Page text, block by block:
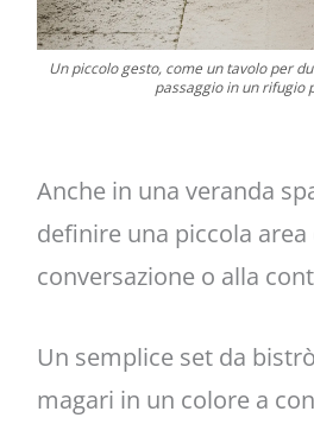
Un piccolo gesto, come un tavolo per
passaggio in un rifugio
Anche in una veranda
definire una piccola area
conversazione o alla
Un semplice set da
magari in un colore a